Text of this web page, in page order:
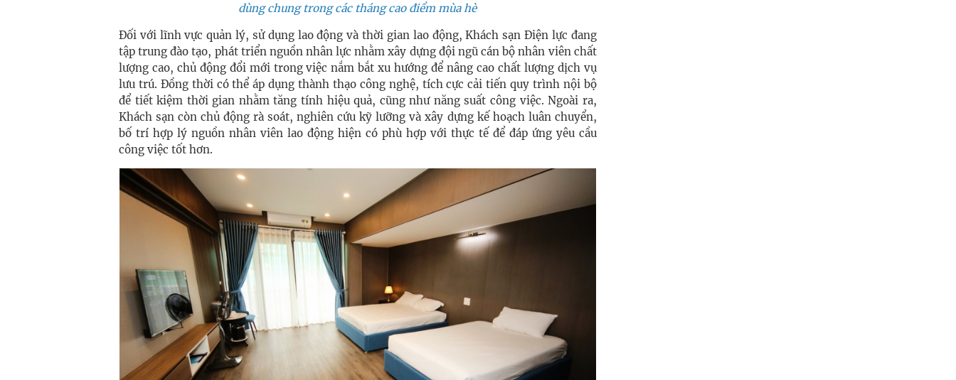
dùng chung trong các tháng cao điểm mùa hè
Đối với lĩnh vực quản lý, sử dụng lao động và thời gian lao động, Khách sạn Điện lực đang
tập trung đào tạo, phát triển nguồn nhân lực nhằm xây dựng đội ngũ cán bộ nhân viên chất
lượng cao, chủ động đổi mới trong việc nắm bắt xu hướng để nâng cao chất lượng dịch vụ
lưu trú. Đồng thời có thể áp dụng thành thạo công nghệ, tích cực cải tiến quy trình nội bộ
để tiết kiệm thời gian nhằm tăng tính hiệu quả, cũng như năng suất công việc. Ngoài ra,
Khách sạn còn chủ động rà soát, nghiên cứu kỹ lưỡng và xây dựng kế hoạch luân chuyển,
bố trí hợp lý nguồn nhân viên lao động hiện có phù hợp với thực tế để đáp ứng yêu cầu
công việc tốt hơn.